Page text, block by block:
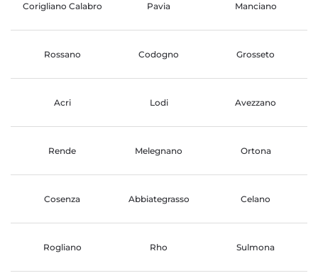
Corigliano Calabro Pavia Manciano
Rossano Codogno Grosseto
Acri Lodi Avezzano
Rende Melegnano Ortona
Cosenza Abbiategrasso Celano
Rogliano Rho Sulmona